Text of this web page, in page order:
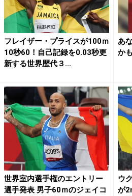
フレイザー・プライスが100ｍ
10秒60！自己記録を0.03秒更
新する世界歴代３...
あ
か
世界室内選手権のエントリー
選手発表 男子60ｍのジェイコ
ウ
が